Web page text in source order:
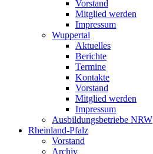
Vorstand
Mitglied werden
Impressum
Wuppertal
Aktuelles
Berichte
Termine
Kontakte
Vorstand
Mitglied werden
Impressum
Ausbildungsbetriebe NRW
Rheinland-Pfalz
Vorstand
Archiv